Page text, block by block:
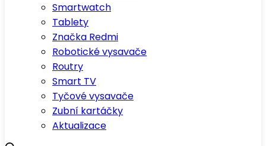
Smartwatch
Tablety
Značka Redmi
Robotické vysavače
Routry
Smart TV
Tyčové vysavače
Zubní kartáčky
Aktualizace